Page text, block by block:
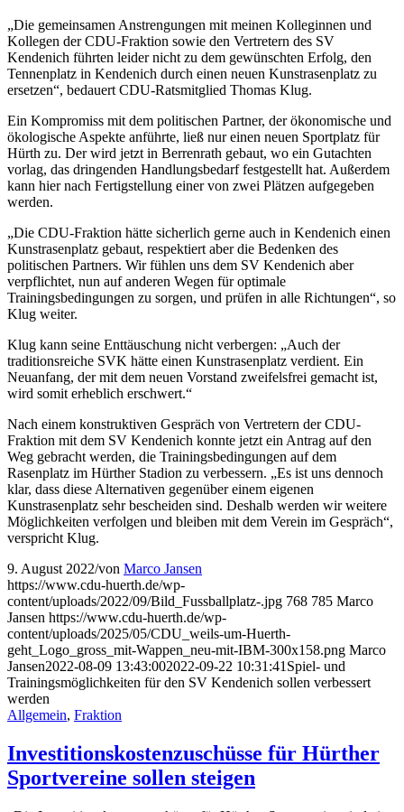
„Die gemeinsamen Anstrengungen mit meinen Kolleginnen und
Kollegen der CDU-Fraktion sowie den Vertretern des SV
Kendenich führten leider nicht zu dem gewünschten Erfolg, den
Tennenplatz in Kendenich durch einen neuen Kunstrasenplatz zu
ersetzen“, bedauert CDU-Ratsmitglied Thomas Klug.
Ein Kompromiss mit dem politischen Partner, der ökonomische und
ökologische Aspekte anführte, ließ nur einen neuen Sportplatz für
Hürth zu. Der wird jetzt in Berrenrath gebaut, wo ein Gutachten
vorlag, das dringenden Handlungsbedarf festgestellt hat. Außerdem
kann hier nach Fertigstellung einer von zwei Plätzen aufgegeben
werden.
„Die CDU-Fraktion hätte sicherlich gerne auch in Kendenich einen
Kunstrasenplatz gebaut, respektiert aber die Bedenken des
politischen Partners. Wir fühlen uns dem SV Kendenich aber
verpflichtet, nun auf anderen Wegen für optimale
Trainingsbedingungen zu sorgen, und prüfen in alle Richtungen“, so
Klug weiter.
Klug kann seine Enttäuschung nicht verbergen: „Auch der
traditionsreiche SVK hätte einen Kunstrasenplatz verdient. Ein
Neuanfang, der mit dem neuen Vorstand zweifelsfrei gemacht ist,
wird somit erheblich erschwert.“
Nach einem konstruktiven Gespräch von Vertretern der CDU-
Fraktion mit dem SV Kendenich konnte jetzt ein Antrag auf den
Weg gebracht werden, die Trainingsbedingungen auf dem
Rasenplatz im Hürther Stadion zu verbessern. „Es ist uns dennoch
klar, dass diese Alternativen gegenüber einem eigenen
Kunstrasenplatz sehr bescheiden sind. Deshalb werden wir weitere
Möglichkeiten verfolgen und bleiben mit dem Verein im Gespräch“,
verspricht Klug.
9. August 2022/von Marco Jansen
https://www.cdu-huerth.de/wp-
content/uploads/2022/09/Bild_Fussballplatz-.jpg 768 785 Marco
Jansen https://www.cdu-huerth.de/wp-
content/uploads/2025/05/CDU_weils-um-Huerth-
geht_Logo_gross_mit-Wappen_neu-mit-IBM-300x158.png Marco
Jansen2022-08-09 13:43:002022-09-22 10:31:41 Spiel- und
Trainingsmöglichkeiten für den SV Kendenich sollen verbessert
werden
Allgemein, Fraktion
Investitionskostenzuschüsse für Hürther
Sportvereine sollen steigen